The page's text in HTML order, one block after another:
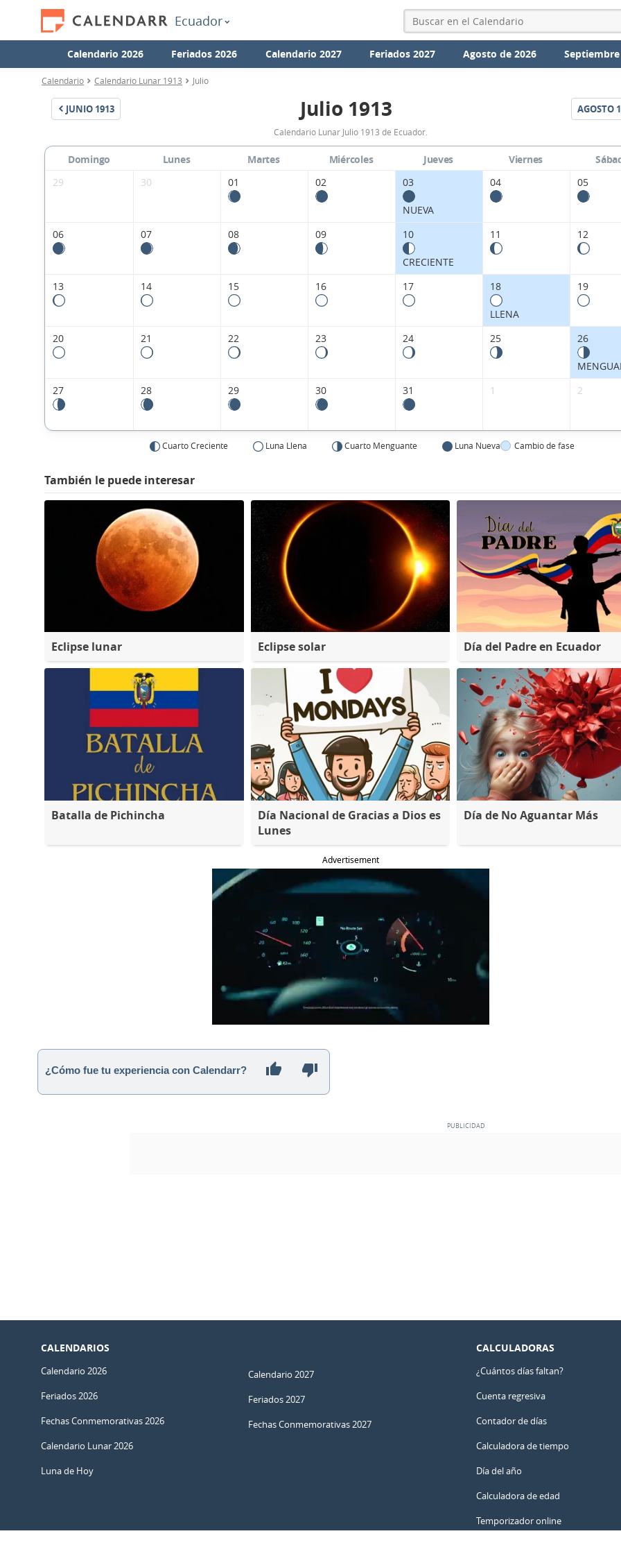
Ecuador
Calendario 2026 Feriados 2026 Calendario 2027 Feriados 2027 Agosto de 2026
Calendario Calendario Lunar 1913 Julio
JUNIO 1913
Calendario
Lunar
Julio
Ecuador.
Julio 1913 AGOSTO
Calendario Lunar Julio 1913 de Ecuador.
Domingo Lunes Martes Miércoles Jueves Viernes
29
30 01 02 03
NUEVA
04 05
06 07 08 09 10
CRECIENTE
11 12
13 14 15 16 17 18
LLENA
19
20 21 22 23 24 25 26
27
28 29 30 31 1 2
Cuarto Creciente Luna Llena Cuarto Menguante Luna Nueva Cambio de fase
También le puede interesar
Eclipse lunar Eclipse solar Día del Padre en Ecuador
Batalla de Pichincha
Día Nacional de Gracias a Dios es
Lunes
Día de No Aguantar Más
Advertisement
¿Cómo fue tu experiencia con Calendarr?
CALENDARIOS
Calendario 2026
Feriados 2026
Fechas Conmemorativas 2026
Calendario Lunar 2026
Luna de Hoy
Calendario 2027
Feriados 2027
Fechas Conmemorativas 2027
CALCULADORAS
¿Cuántos días faltan?
Cuenta regresiva
Contador de días
Calculadora de tiempo
Día del año
Calculadora de edad
Temporizador online